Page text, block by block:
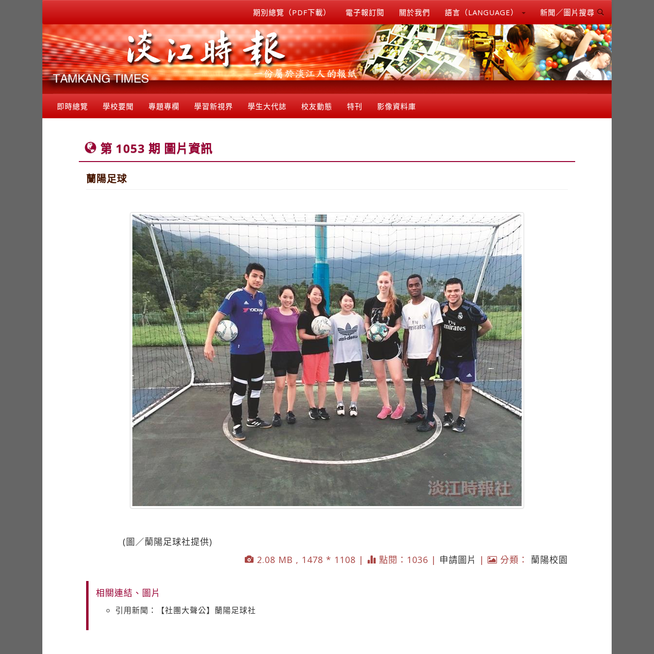
期別總覽（PDF下載） 電子報訂閱 關於我們 語言（LANGUAGE） 新聞／圖片搜尋
即時總覽 學校要聞 專題專欄 學習新視界 學生大代誌 校友動態 特刊 影像資料庫
第 1053 期 圖片資訊
蘭陽足球
(圖／蘭陽足球社提供)
2.08 MB , 1478 * 1108 |
點閱：1036 | 申請圖片 | 分類： 蘭陽校園
相關連結、圖片
引用新聞：【社團大聲公】蘭陽足球社